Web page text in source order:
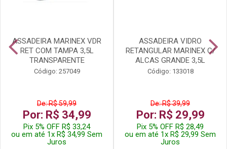
ASSADEIRA MARINEX VDR
RET COM TAMPA 3,5L
TRANSPARENTE
Código: 257049
De: R$ 59,99
Por: R$ 34,99
Pix 5% OFF R$ 33,24
ou em até 1x R$ 34,99 Sem
Juros
ASSADEIRA VIDRO
RETANGULAR MARINEX C/
ALCAS GRANDE 3,5L
Código: 133018
De: R$ 39,99
Por: R$ 29,99
Pix 5% OFF R$ 28,49
ou em até 1x R$ 29,99 Sem
Juros